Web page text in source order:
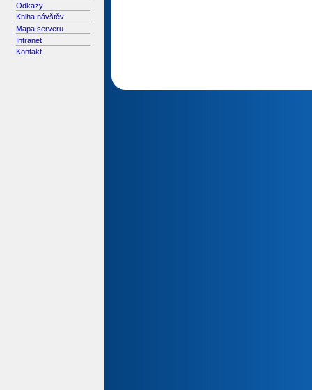
Odkazy
Kniha návštěv
Mapa serveru
Intranet
Kontakt